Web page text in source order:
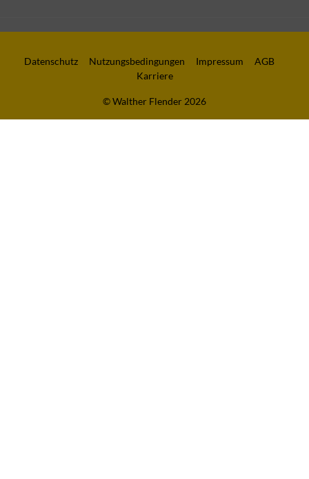
© Walther Flender 2026
Datenschutz Nutzungsbedingungen Impressum
AGB
Karriere